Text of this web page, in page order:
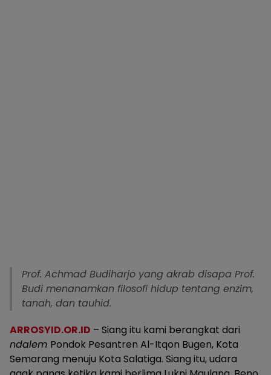
Prof. Achmad Budiharjo yang akrab disapa Prof.
Budi menanamkan filosofi hidup tentang enzim,
tanah, dan tauhid.
ARROSYID.OR.ID – Siang itu kami berangkat dari
ndalem Pondok Pesantren Al-Itqon Bugen, Kota
Semarang menuju Kota Salatiga. Siang itu, udara